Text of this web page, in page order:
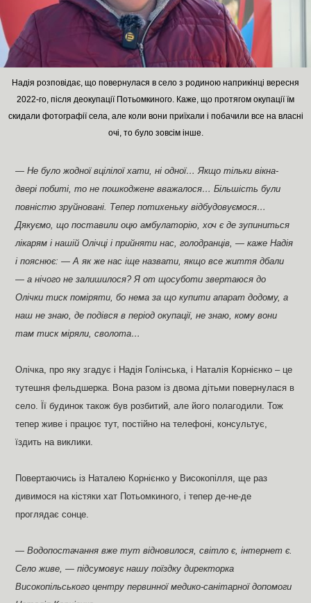
Надія розповідає, що повернулася в село з родиною наприкінці вересня
2022-го, після деокупації Потьомкиного. Каже, що протягом окупації їм
скидали фотографії села, але коли вони приїхали і побачили все на власні
очі, то було зовсім інше.
— Не було жодної вцілілої хати, ні одної… Якщо тільки вікна-
двері побиті, то не пошкоджене вважалося… Більшість були
повністю зруйновані. Тепер потихеньку відбудовуємося…
Дякуємо, що поставили оцю амбулаторію, хоч є де зупиниться
лікарям і нашій Олічці і прийняти нас, голодранців, — каже Надія
і пояснює: — А як же нас іще назвати, якщо все життя дбали
— а нічого не залишилося? Я от щосуботи звертаюся до
Олічки тиск поміряти, бо нема за що купити апарат додому, а
наш не знаю, де подівся в період окупації, не знаю, кому вони
там тиск міряли, сволота…
Олічка, про яку згадує і Надія Голінська, і Наталія Корнієнко – це
тутешня фельдшерка. Вона разом із двома дітьми повернулася в
село. Її будинок також був розбитий, але його полагодили. Тож
тепер живе і працює тут, постійно на телефоні, консультує,
їздить на виклики.
Повертаючись із Наталею Корнієнко у Високопілля, ще раз
дивимося на кістяки хат Потьомкиного, і тепер де-не-де
проглядає сонце.
— Водопостачання вже тут відновилося, світло є, інтернет є.
Село живе, — підсумовує нашу поїздку директорка
Високопільського центру первинної медико-санітарної допомоги